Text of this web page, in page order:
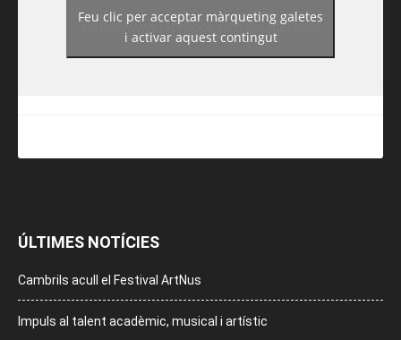
https://www.facebook.com/guiadereus/
Feu clic per acceptar màrqueting galetes
i activar aquest contingut
ÚLTIMES NOTÍCIES
Cambrils acull el Festival ArtNus
Impuls al talent acadèmic, musical i artístic